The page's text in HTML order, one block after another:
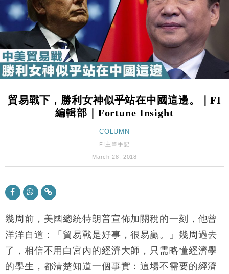
12:30
財經｜香港7月PMI回落至51 企業擴張放慢兼縮減人
手
11:40
財經｜黑石傳再籌逾360億美元 支援Anthropic租用
Google晶片
10:57
財經｜美商務部擬擴大金屬關稅範圍 14類產品或加徵
25%
18:15
本地｜新世界K11 9月升級會員制度 增鉑金卡級別鎖
17:40
財經｜本港6月零售額連升14個月 珠寶鐘錶銷售升勢
財經｜滙控重啟最多10億美元回購 派息比率目標維持
財經｜SA售股自救後再出手 斥4億美元押注未上市公
司
11:30
市場落地
東京半島
13:12
國際｜特朗普赴洛杉磯高球場活動前 男子攜槍彈被捕
12:30
手
貿易戰下，勝利女神似乎站在中國這邊。｜FI
編輯部｜Fortune Insight
COLUMN
FI主筆手記
March 28, 2018
幾周前，美國總統特朗普宣佈加關稅的一刻，他曾
洋洋自道：「貿易戰是好事，很易贏。」幾周過去
了，相信不用白宮內的經濟大師，只需略懂經濟學
的學生，都清楚知道一個事實：這場不需要的經濟